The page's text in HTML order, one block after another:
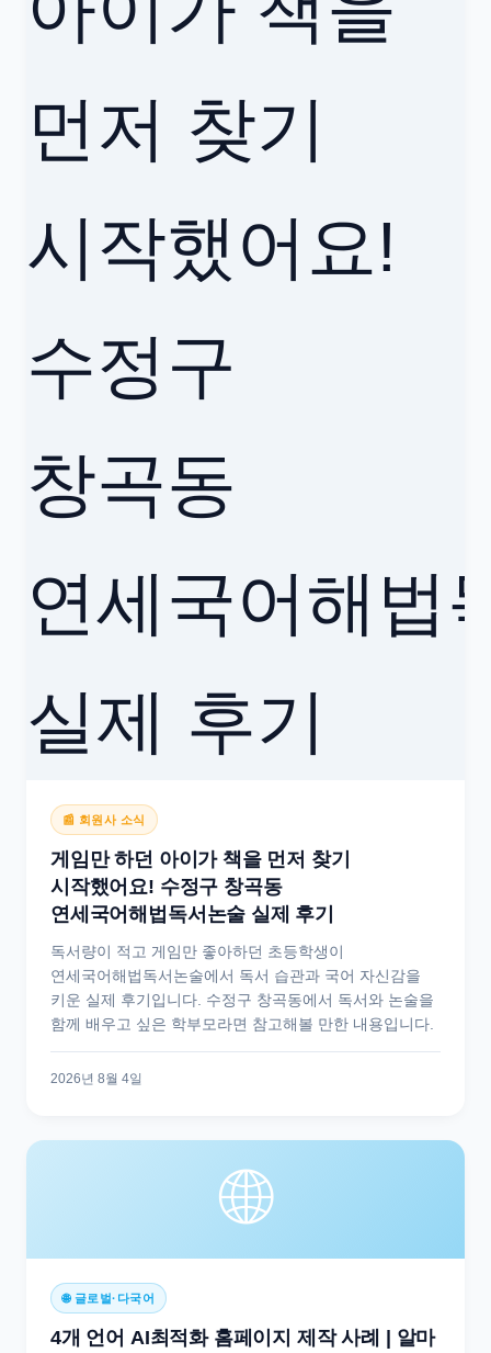
📰 회원사 소식
게임만 하던 아이가 책을 먼저 찾기
시작했어요! 수정구 창곡동
연세국어해법독서논술 실제 후기
독서량이 적고 게임만 좋아하던 초등학생이
연세국어해법독서논술에서 독서 습관과 국어 자신감을
키운 실제 후기입니다. 수정구 창곡동에서 독서와 논술을
함께 배우고 싶은 학부모라면 참고해볼 만한 내용입니다.
2026년 8월 4일
🌐
🌐 글로벌·다국어
4개 언어 AI최적화 홈페이지 제작 사례 | 알마